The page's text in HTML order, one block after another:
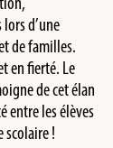
d’une
de familles.
en fierté. Le
de cet élan
entre les élèves
scolaire !